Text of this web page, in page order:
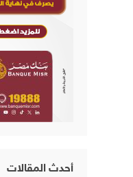
أحدث المقالات